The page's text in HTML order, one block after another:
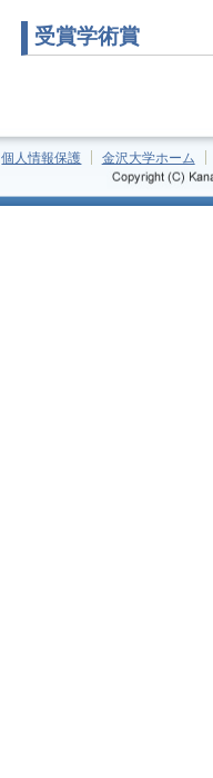
受賞学術賞
個人情報保護 金沢大学ホーム